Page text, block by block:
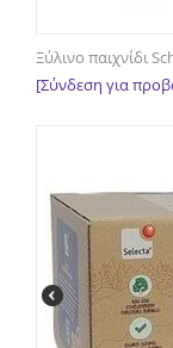
Ξύλινο παιχνίδι
[Σύνδεση για